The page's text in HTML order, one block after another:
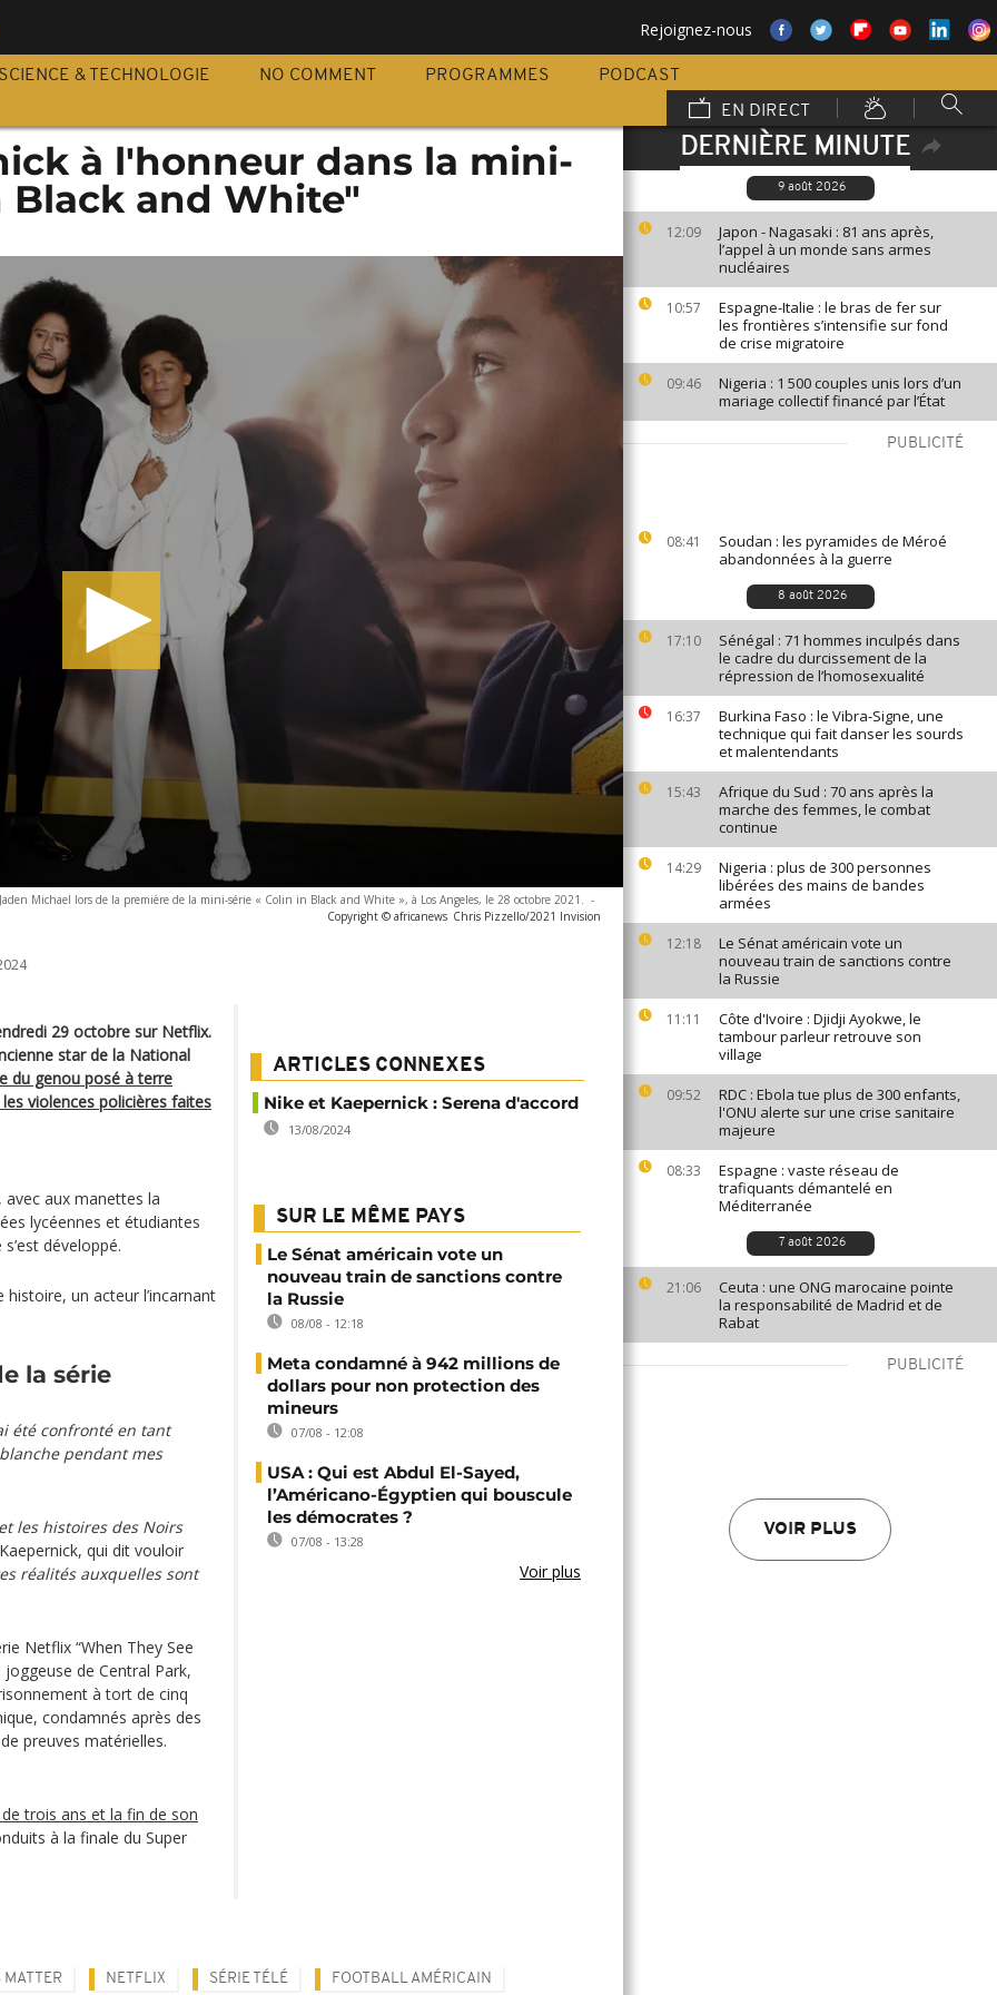
Rejoignez-nous
SCIENCE & TECHNOLOGIE NO COMMENT PROGRAMMES
PODCAST
EN DIRECT
DERNIÈRE MINUTE
9 août 2026
12:09
Japon - Nagasaki : 81 ans après,
l’appel à un monde sans armes
nucléaires
10:57
Espagne-Italie : le bras de fer sur
les frontières s’intensifie sur fond
de crise migratoire
09:46
Nigeria : 1 500 couples unis lors d’un
mariage collectif financé par l’État
PUBLICITÉ
08:41
Soudan : les pyramides de Méroé
abandonnées à la guerre
8 août 2026
17:10
Sénégal : 71 hommes inculpés dans
le cadre du durcissement de la
répression de l’homosexualité
16:37
Burkina Faso : le Vibra-Signe, une
technique qui fait danser les sourds
et malentendants
15:43
Afrique du Sud : 70 ans après la
marche des femmes, le combat
continue
14:29
Nigeria : plus de 300 personnes
libérées des mains de bandes
armées
12:18
Le Sénat américain vote un
nouveau train de sanctions contre
la Russie
11:11
Côte d'Ivoire : Djidji Ayokwe, le
tambour parleur retrouve son
village
09:52
RDC : Ebola tue plus de 300 enfants,
l'ONU alerte sur une crise sanitaire
majeure
08:33
Espagne : vaste réseau de
trafiquants démantelé en
Méditerranée
7 août 2026
21:06
Ceuta : une ONG marocaine pointe
la responsabilité de Madrid et de
Rabat
PUBLICITÉ
VOIR PLUS
à l'honneur dans la mini-
Black and White"
Michael lors de la première de la mini-série « Colin in Black and White », à Los Angeles, le 28 octobre 2021. -
Copyright © africanews Chris Pizzello/2021 Invision
29 octobre sur Netflix.
star de la National
du genou posé à terre
violences policières faites
avec aux manettes la
lycéennes et étudiantes
développé.
un acteur l’incarnant
la série
été confronté en tant
pendant mes
les histoires des Noirs
qui dit vouloir
réalités auxquelles sont
Netflix “When They See
joggeuse de Central Park,
à tort de cinq
condamnés après des
preuves matérielles.
trois ans et la fin de son
à la finale du Super
ARTICLES CONNEXES
Nike et Kaepernick : Serena d'accord
13/08/2024
SUR LE MÊME PAYS
Le Sénat américain vote un
nouveau train de sanctions contre
la Russie
08/08 - 12:18
Meta condamné à 942 millions de
dollars pour non protection des
mineurs
07/08 - 12:08
USA : Qui est Abdul El-Sayed,
l’Américano-Égyptien qui bouscule
les démocrates ?
07/08 - 13:28
Voir plus
NETFLIX SÉRIE TÉLÉ FOOTBALL AMÉRICAIN